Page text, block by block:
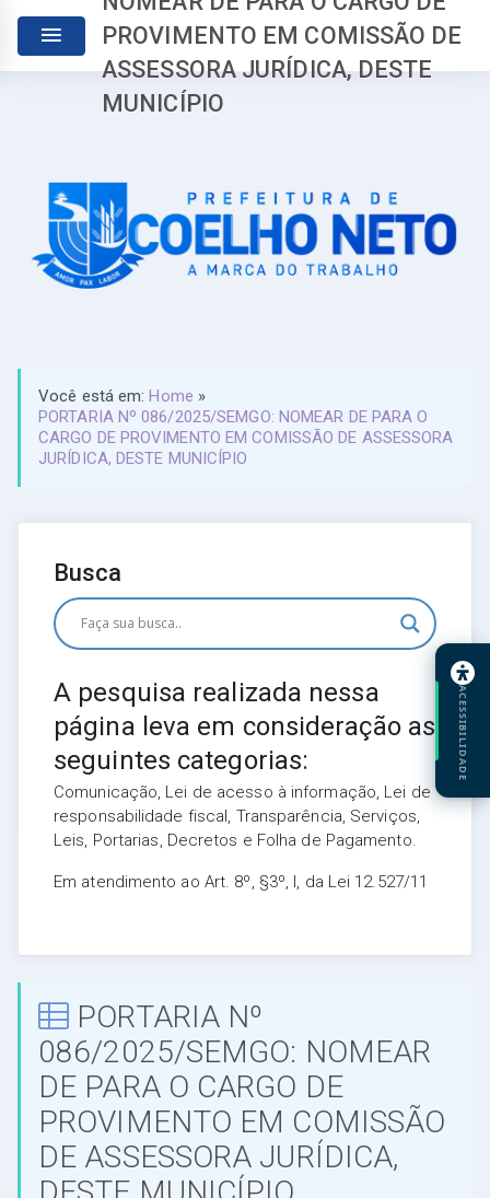
PROVIMENTO EM COMISSÃO DE
ASSESSORA JURÍDICA, DESTE
MUNICÍPIO
Você está em:Home »
PORTARIA Nº 086/2025/SEMGO: NOMEAR DE PARA O
CARGO DE PROVIMENTO EM COMISSÃO DE ASSESSORA
JURÍDICA, DESTE MUNICÍPIO
Busca
A pesquisa realizada nessa
página leva em consideração as
seguintes categorias:
Comunicação, Lei de acesso à informação, Lei de
responsabilidade fiscal, Transparência, Serviços,
Leis, Portarias, Decretos e Folha de Pagamento.
Em atendimento ao Art. 8º, §3º, I, da Lei 12.527/11
PORTARIA Nº
086/2025/SEMGO: NOMEAR
DE PARA O CARGO DE
PROVIMENTO EM COMISSÃO
DE ASSESSORA JURÍDICA,
ACESSIBILIDADE